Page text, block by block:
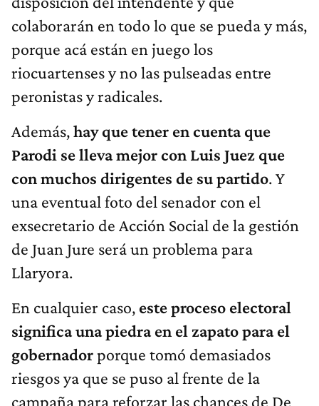
colaborarán en todo lo que se pueda y más,
porque acá están en juego los
riocuartenses y no las pulseadas entre
peronistas y radicales.
Además,hay que tener en cuenta que
Parodi se lleva mejor con Luis Juez que
con muchos dirigentes de su partido. Y
una eventual foto del senador con el
exsecretario de Acción Social de la gestión
de Juan Jure será un problema para
Llaryora.
En cualquier caso, este proceso electoral
significa una piedra en el zapato para el
gobernadorporque tomó demasiados
riesgos ya que se puso al frente de la
campaña para reforzar las chances de De